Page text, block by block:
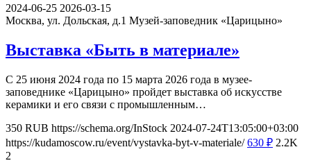
2024-06-25 2026-03-15
Москва, ул. Дольская, д.1 Музей-заповедник «Царицыно»
Выставка «Быть в материале»
С 25 июня 2024 года по 15 марта 2026 года в музее-
заповеднике «Царицыно» пройдет выставка об искусстве
керамики и его связи с промышленным…
350 RUB https://schema.org/InStock 2024-07-24T13:05:00+03:00
https://kudamoscow.ru/event/vystavka-byt-v-materiale/ 630 ₽ 2.2K
2